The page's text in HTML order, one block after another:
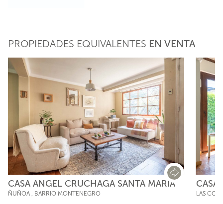
PROPIEDADES EQUIVALENTES EN VENTA
CASA ANGEL CRUCHAGA SANTA MARIA
ÑUÑOA , BARRIO MONTENEGRO
CASA
LAS